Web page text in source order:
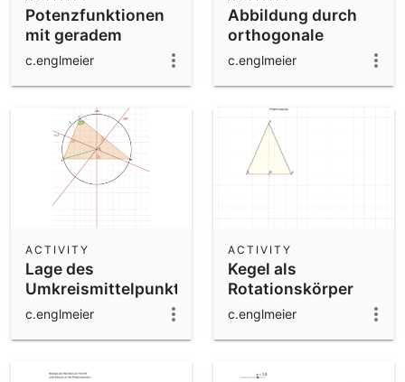
Potenzfunktionen
mit geradem
Exponenten
c.englmeier
Abbildung durch
orthogonale
Affinität -
Einführungsbeispiel
c.englmeier
Lage des
Umkreismittelpunktes
ACTIVITY
c.englmeier
Kegel als
Rotationskörper
ACTIVITY
c.englmeier